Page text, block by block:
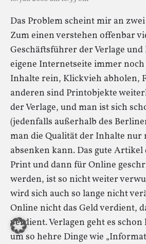
Das Problem scheint mir an
Zum einen verstehen offenbar
Geschäftsführer der Verlage
eigene Internetseite immer noch
Inhalte rein, Klickvieh abholen,
anderen sind Printobjekte
der Verlage, und man ist sich
(jedenfalls außerhalb des
man die Qualität der Inhalte nur
absenken kann. Das gute
Print und dann für Online
werden, ist so nicht weiter
wird sich auch so lange nicht
Online nicht das Geld verdient,
verdient. Verlagen geht es
um so hehre Dinge wie